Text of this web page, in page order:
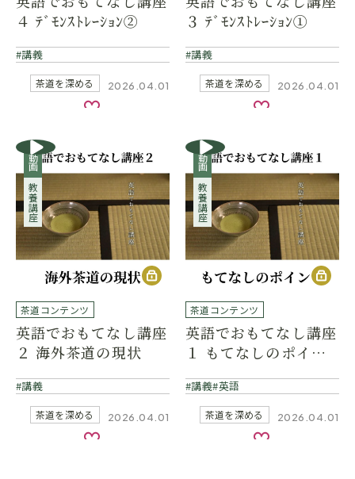
４ ﾃﾞﾓﾝｽﾄﾚｰｼｮﾝ②
講義
茶道を深める 2026.04.01
お気に入り
３ ﾃﾞﾓﾝｽﾄﾚｰｼｮﾝ①
講義
茶道を深める 2026.04.01
お気に入り
動画
教養講座
茶道コンテンツ
英語でおもてなし講座
２ 海外茶道の現状
講義
茶道を深める 2026.04.01
お気に入り
動画
教養講座
茶道コンテンツ
英語でおもてなし講座
１ もてなしのポイン
講義 英語
茶道を深める 2026.04.01
お気に入り